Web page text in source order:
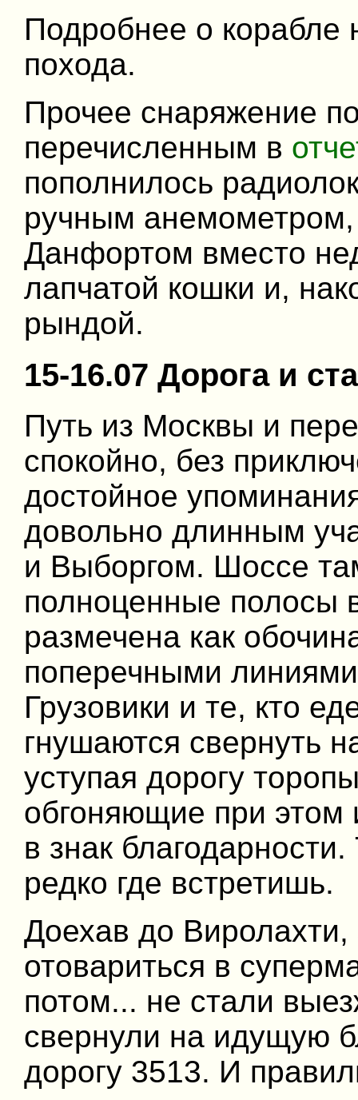
Подробнее о корабле
похода.
Прочее снаряжение
перечисленным в
пополнилось
ручным
Данфортом вместо
лапчатой кошки и,
рындой.
15-16.07 Дорога и
Путь из Москвы и
спокойно, без
достойное
довольно длинным
и Выборгом. Шоссе
полноценные полосы
размечена как
поперечными
Грузовики и те, кто
гнушаются свернуть
уступая дорогу
обгоняющие при этом
в знак
редко где встретишь.
Доехав до Виролахти,
отовариться в
потом... не стали
свернули на идущую
дорогу 3513. И